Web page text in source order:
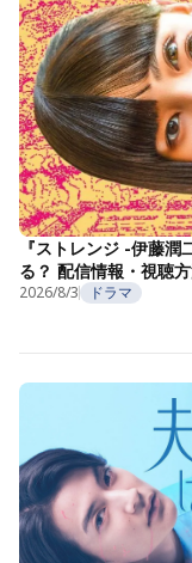
『ストレンジ -伊藤
る？ 配信情報・視聴
2026/8/3 ドラマ